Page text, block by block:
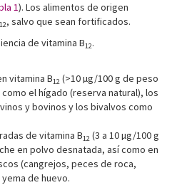
1). Los alimentos de origen
12, salvo que sean fortificados.
de vitamina B12.
vitamina B12 (>10 µg/100 g de peso
el hígado (reserva natural), los
y bovinos y los bivalvos como
de vitamina B12 (3 a 10 µg/100 g
en polvo desnatada, así como en
(cangrejos, peces de roca,
de huevo.